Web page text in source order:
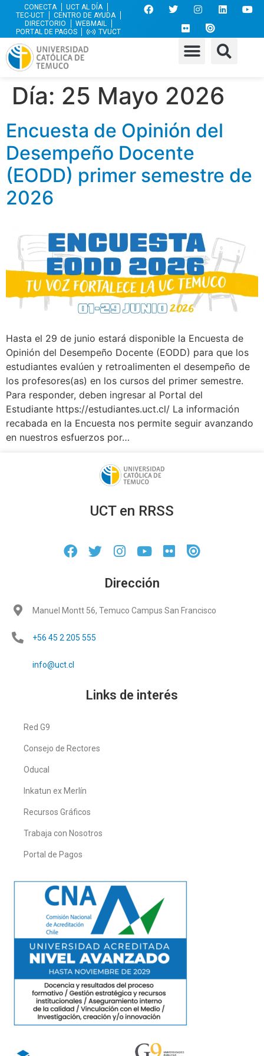
CONECTA
UCT AL DÍA
TEC-UCT
CENTRO DE AYUDA
DIRECTORIO
WEBMAIL
PORTAL DE PAGOS
TVUCT
Día: 25 Mayo 2026
Encuesta de Opinión del
Desempeño Docente
(EODD) primer semestre de
2026
Hasta el 29 de junio estará disponible la Encuesta de
Opinión del Desempeño Docente (EODD) para que los
estudiantes evalúen y retroalimenten el desempeño de
los profesores(as) en los cursos del primer semestre.
Para responder, deben ingresar al Portal del
Estudiante https://estudiantes.uct.cl/ La información
recabada en la Encuesta nos permite seguir avanzando
en nuestros esfuerzos por…
UCT en RRSS
Dirección
Manuel Montt 56, Temuco Campus San Francisco
+56 45 2 205 555
info@uct.cl
Links de interés
Red G9
Consejo de Rectores
Oducal
Inkatun ex Merlín
Recursos Gráficos
Trabaja con Nosotros
Portal de Pagos